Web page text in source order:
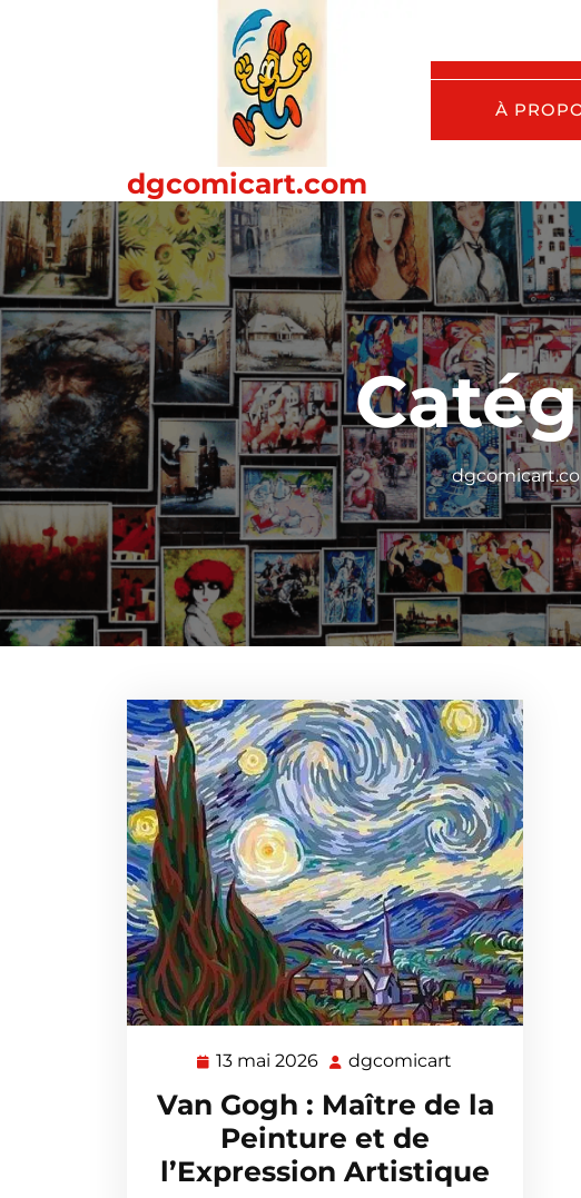
dgcomicart.com
À
13 mai 2026 13
2026
dgcomicart
Van Gogh : Maître de la
Peinture et de
l’Expression Artistique